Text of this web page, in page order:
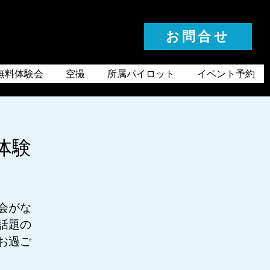
お問合せ
料体験会 空撮 所属パイロット イベント予約
験
がな
題の
過ご